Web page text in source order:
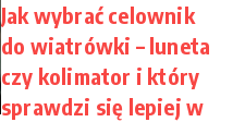
Jak wybrać celownik
do wiatrówki – luneta
czy kolimator i który
sprawdzi się lepiej w